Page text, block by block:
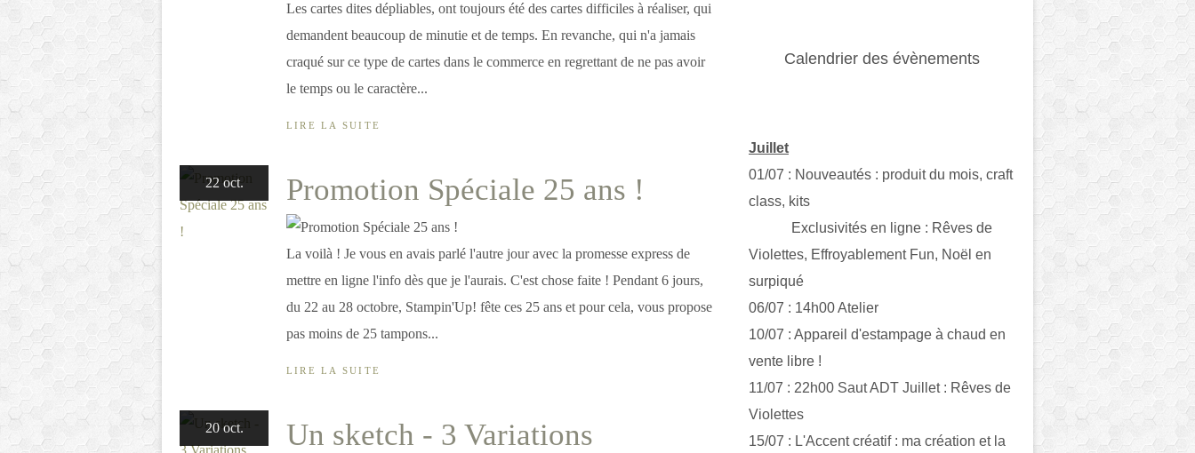
Les cartes dites dépliables, ont toujours été des cartes difficiles à réaliser, qui
demandent beaucoup de minutie et de temps. En revanche, qui n'a jamais
craqué sur ce type de cartes dans le commerce en regrettant de ne pas avoir
le temps ou le caractère...
LIRE LA SUITE
22 oct. Promotion Spéciale 25 ans !
La voilà ! Je vous en avais parlé l'autre jour avec la promesse express de
mettre en ligne l'info dès que je l'aurais. C'est chose faite ! Pendant 6 jours,
du 22 au 28 octobre, Stampin'Up! fête ces 25 ans et pour cela, vous propose
pas moins de 25 tampons...
LIRE LA SUITE
20 oct. Un sketch - 3 Variations
Calendrier des évènements
Juillet
01/07 : Nouveautés : produit du mois, craft
class, kits
Exclusivités en ligne : Rêves de
Violettes, Effroyablement Fun, Noël en
surpiqué
06/07 : 14h00 Atelier
10/07 : Appareil d'estampage à chaud en
vente libre !
11/07 : 22h00 Saut ADT Juillet : Rêves de
Violettes
15/07 : L'Accent créatif : ma création et la